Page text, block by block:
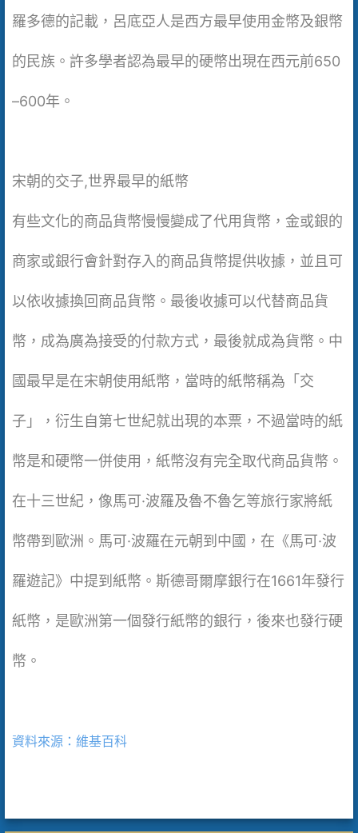
羅多德的記載，呂底亞人是西方最早使用金幣及銀幣
的民族。許多學者認為最早的硬幣出現在西元前650
–600年。
宋朝的交子,世界最早的紙幣
有些文化的商品貨幣慢慢變成了代用貨幣，金或銀的
商家或銀行會針對存入的商品貨幣提供收據，並且可
以依收據換回商品貨幣。最後收據可以代替商品貨
幣，成為廣為接受的付款方式，最後就成為貨幣。中
國最早是在宋朝使用紙幣，當時的紙幣稱為「交
子」，衍生自第七世紀就出現的本票，不過當時的紙
幣是和硬幣一併使用，紙幣沒有完全取代商品貨幣。
在十三世紀，像馬可·波羅及魯不魯乞等旅行家將紙
幣帶到歐洲。馬可·波羅在元朝到中國，在《馬可·波
羅遊記》中提到紙幣。斯德哥爾摩銀行在1661年發行
紙幣，是歐洲第一個發行紙幣的銀行，後來也發行硬
幣。
資料來源：維基百科